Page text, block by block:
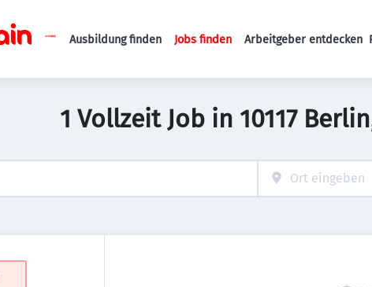
Haupt-Navigation
Ausbildung finden Jobs finden Arbeitgeber entdecken
1 Vollzeit Job in 10117